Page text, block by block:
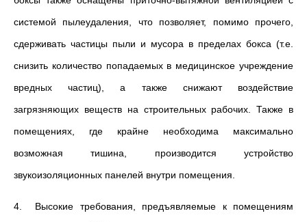
системой пылеудаления, что позволяет, помимо прочего,
сдерживать частицы пыли и мусора в пределах бокса (т.е.
снизить количество попадаемых в медицинское учреждение
вредных частиц), а также снижают воздействие
загрязняющих веществ на строительных рабочих. Также в
помещениях, где крайне необходима максимально
возможная тишина, производится устройство
звукоизоляционных панелей внутри помещения.
4. Высокие требования, предъявляемые к помещениям